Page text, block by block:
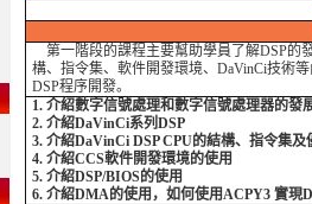
第一階段的課程主要幫助學員了解DSP的
構、指令集、軟件開發環境、DaVinCi技術等
DSP程序開發。
1. 介紹數字信號處理和數字信號處理器的發
2. 介紹DaVinCi系列DSP
3. 介紹DaVinCi DSP CPU的結構、指令集及
4. 介紹CCS軟件開發環境的使用
5. 介紹DSP/BIOS的使用
6. 介紹DMA的使用，如何使用ACPY3 實現